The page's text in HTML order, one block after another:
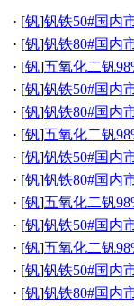
· [钒]钒铁50#国内
· [钒]钒铁80#国内
· [钒]五氧化二钒
· [钒]钒铁50#国内
· [钒]钒铁80#国内
· [钒]五氧化二钒
· [钒]钒铁50#国内
· [钒]钒铁80#国内
· [钒]五氧化二钒
· [钒]钒铁50#国内
· [钒]五氧化二钒
· [钒]钒铁50#国内
· [钒]钒铁80#国内